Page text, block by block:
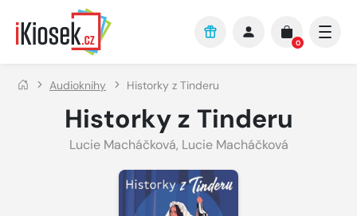
Přejít na hlavní obsah
0
Audioknihy Historky z Tinderu
Historky z Tinderu
Lucie Macháčková, Lucie Macháčková